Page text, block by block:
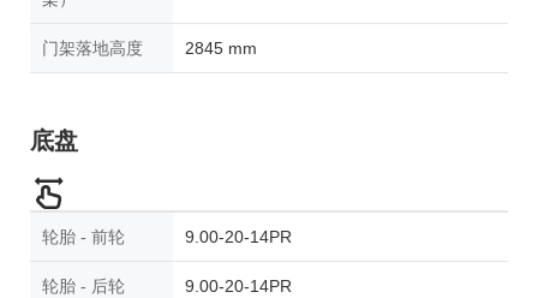
门架落地高度 2845 mm
底盘
轮胎 - 前轮 9.00-20-14PR
轮胎 - 后轮 9.00-20-14PR